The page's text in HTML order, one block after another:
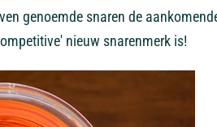
genoemde snaren de
nieuw snarenmerk is!